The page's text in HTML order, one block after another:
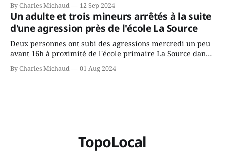
gouvernement de la CAQ, surtout de son incapacité, qu'il
juge chronique, à offrir des
By Charles Michaud 12 Sep 2024
Un adulte et trois mineurs arrêtés à la suite
d'une agression près de l'école La Source
Deux personnes ont subi des agressions mercredi un peu
avant 16h à proximité de l'école primaire La Source dans
victimes aurait été écrasée sous un véhicule et aspergée
By Charles Michaud 01 Aug 2024
TopoLocal